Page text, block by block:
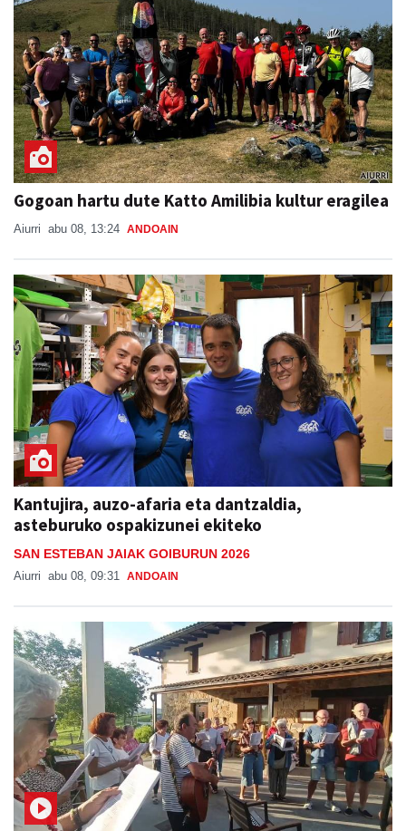
Gogoan hartu dute Katto Amilibia kultur eragilea
Aiurri abu 08, 13:24 ANDOAIN
Kantujira, auzo-afaria eta dantzaldia,
asteburuko ospakizunei ekiteko
SAN ESTEBAN JAIAK GOIBURUN 2026
Aiurri abu 08, 09:31 ANDOAIN